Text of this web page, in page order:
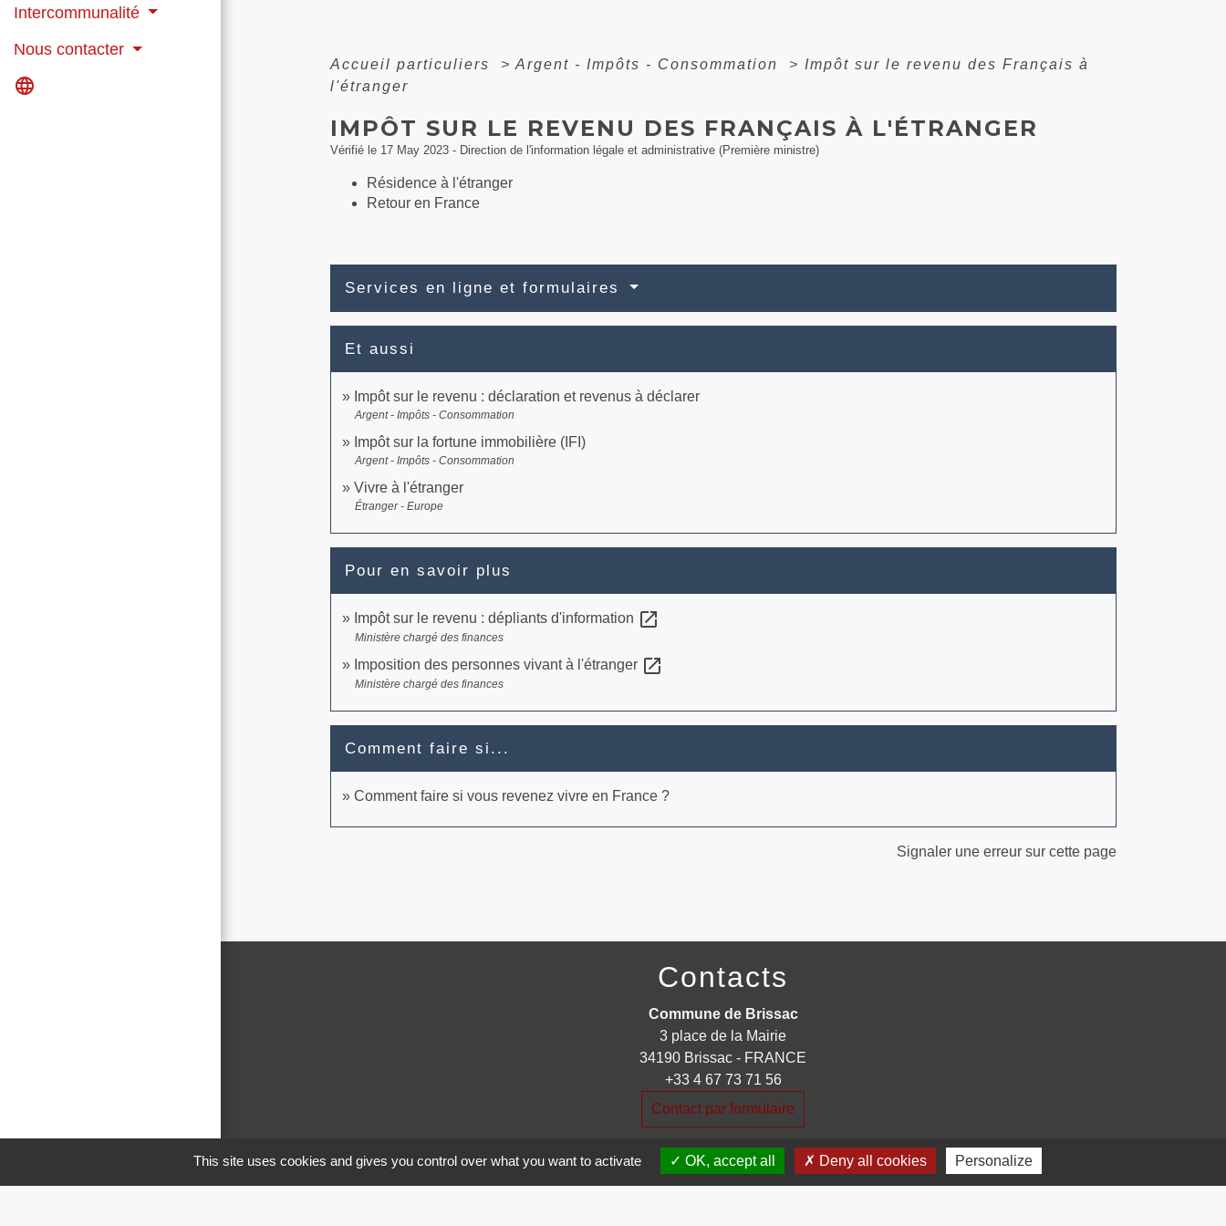
Intercommunalité
Nous contacter
language
Accueil particuliers > Argent - Impôts - Consommation > Impôt sur le revenu des Français à
l'étranger
IMPÔT SUR LE REVENU DES FRANÇAIS À L'ÉTRANGER
Vérifié le 17 May 2023 - Direction de l'information légale et administrative (Première ministre)
Résidence à l'étranger
Retour en France
Services en ligne et formulaires
Et aussi
Impôt sur le revenu : déclaration et revenus à déclarer
Argent - Impôts - Consommation
Impôt sur la fortune immobilière (IFI)
Argent - Impôts - Consommation
Vivre à l'étranger
Étranger - Europe
Pour en savoir plus
Impôt sur le revenu : dépliants d'information open_in_new
Ministère chargé des finances
Imposition des personnes vivant à l'étranger open_in_new
Ministère chargé des finances
Comment faire si...
Comment faire si vous revenez vivre en France ?
Signaler une erreur sur cette page
Contacts
Commune de Brissac
3 place de la Mairie
34190 Brissac - FRANCE
+33 4 67 73 71 56
Contact par formulaire
This site uses cookies and gives you control over what you want to activate OK, accept all Deny all cookies Personalize